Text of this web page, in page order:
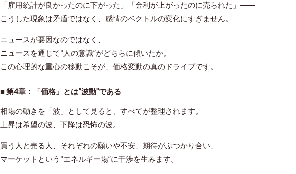
「雇用統計が良かったのに下がった」「金利が上がったのに売られた」――
こうした現象は矛盾ではなく、 感情のベクトルの変化にすぎません。
ニュースが要因なのではなく、
ニュースを通じて“人の意識”がどちらに傾いたか。
この心理的な重心の移動こそが、価格変動の真のドライブです。
■ 第4章：「価格」とは“波動”である
相場の動きを「波」として見ると、すべてが整理されます。
上昇は希望の波、下降は恐怖の波。
買う人と売る人、それぞれの願いや不安、期待がぶつかり合い、
マーケットという“エネルギー場”に干渉を生みます。